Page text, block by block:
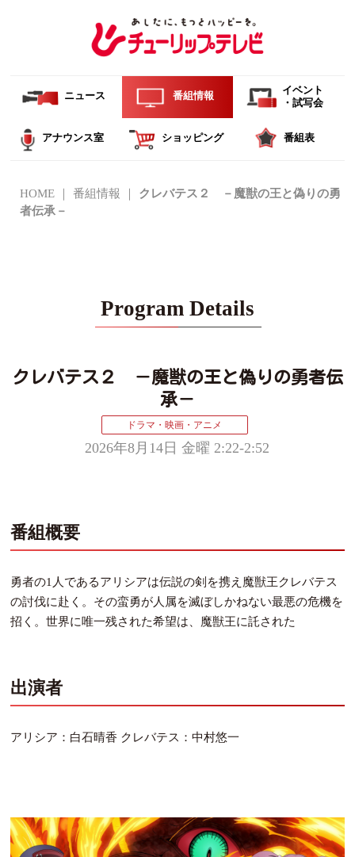
ニュース 番組情報
イベント
・試写会
アナウンス室 ショッピング 番組表
HOME 番組情報
クレバテス２ －魔獣の王と偽りの勇
者伝承－
Program Details
クレバテス２ －魔獣の王と偽りの勇者伝
承－
ドラマ・映画・アニメ
2026年8月14日 金曜 2:22-2:52
番組概要
勇者の1人であるアリシアは伝説の剣を携え魔獣王クレバテス
の討伐に赴く。その蛮勇が人属を滅ぼしかねない最悪の危機を
招く。世界に唯一残された希望は、魔獣王に託された
出演者
アリシア：白石晴香 クレバテス：中村悠一